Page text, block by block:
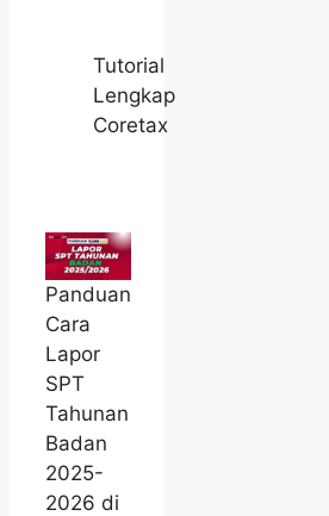
Tutorial
Lengkap
Coretax
Panduan
Cara
Lapor
SPT
Tahunan
Badan
2025-
2026 di